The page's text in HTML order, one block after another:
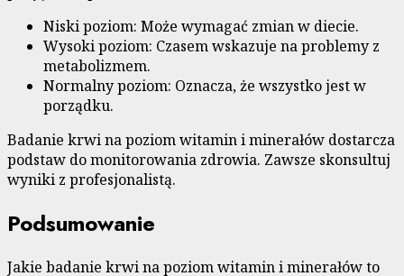
Niski poziom: Może wymagać zmian w diecie.
Wysoki poziom: Czasem wskazuje na problemy z
metabolizmem.
Normalny poziom: Oznacza, że wszystko jest w
porządku.
Badanie krwi na poziom witamin i minerałów dostarcza
podstaw do monitorowania zdrowia. Zawsze skonsultuj
wyniki z profesjonalistą.
Podsumowanie
Jakie badanie krwi na poziom witamin i minerałów to